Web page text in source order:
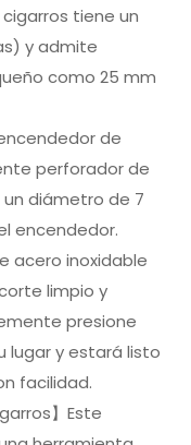
tiene un
y admite
como 25 mm
de
perforador de
diámetro de 7
encendedor.
acero inoxidable
limpio y
presione
lugar y estará listo
facilidad.
】Este